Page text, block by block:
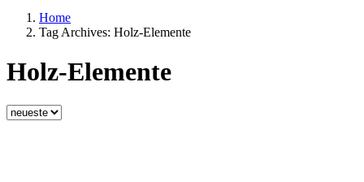
Home
Tag Archives: Holz-Elemente
Holz-Elemente